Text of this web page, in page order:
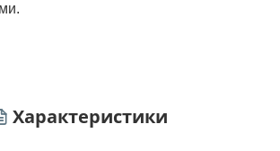
Характеристики